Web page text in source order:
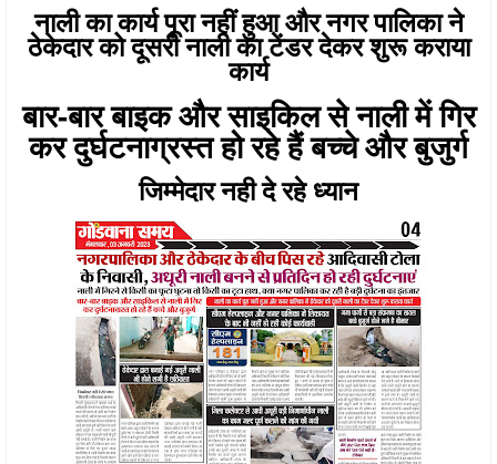
नाली का कार्य पूरा नहीं हुआ और नगर पालिका ने
ठेकेदार को दूसरी नाली का टेंडर देकर शुरू कराया
कार्य
बार-बार बाइक और साइकिल से नाली में गिर
कर दुर्घटनाग्रस्त हो रहे हैं बच्चे और बुजुर्ग
जिम्मेदार नही दे रहे ध्यान